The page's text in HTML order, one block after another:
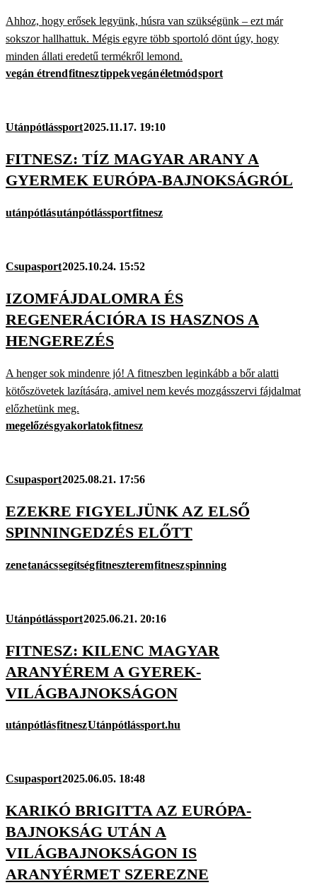
Ahhoz, hogy erősek legyünk, húsra van szükségünk – ezt már
sokszor hallhattuk. Mégis egyre több sportoló dönt úgy, hogy
minden állati eredetű termékről lemond.
vegán étrendfitnesztippekvegánéletmódsport
Utánpótlássport2025.11.17. 19:10
FITNESZ: TÍZ MAGYAR ARANY A
GYERMEK EURÓPA-BAJNOKSÁGRÓL
utánpótlásutánpótlássportfitnesz
Csupasport2025.10.24. 15:52
IZOMFÁJDALOMRA ÉS
REGENERÁCIÓRA IS HASZNOS A
HENGEREZÉS
A henger sok mindenre jó! A fitneszben leginkább a bőr alatti
kötőszövetek lazítására, amivel nem kevés mozgásszervi fájdalmat
előzhetünk meg.
megelőzésgyakorlatokfitnesz
Csupasport2025.08.21. 17:56
EZEKRE FIGYELJÜNK AZ ELSŐ
SPINNINGEDZÉS ELŐTT
zenetanácssegítségfitneszteremfitneszspinning
Utánpótlássport2025.06.21. 20:16
FITNESZ: KILENC MAGYAR
ARANYÉREM A GYEREK-
VILÁGBAJNOKSÁGON
utánpótlásfitneszUtánpótlássport.hu
Csupasport2025.06.05. 18:48
KARIKÓ BRIGITTA AZ EURÓPA-
BAJNOKSÁG UTÁN A
VILÁGBAJNOKSÁGON IS
ARANYÉRMET SZEREZNE